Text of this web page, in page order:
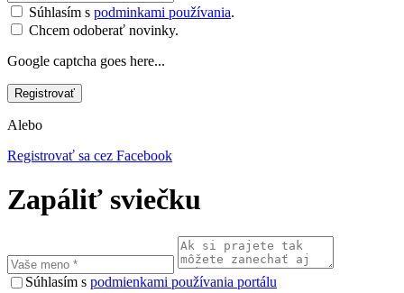
Súhlasím s podminkami používania.
Chcem odoberať novinky.
Google captcha goes here...
Alebo
Registrovať sa cez Facebook
Zapáliť sviečku
Súhlasím s podmienkami používania portálu